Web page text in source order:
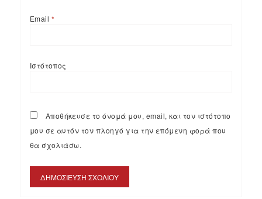
Email *
Ιστότοπος
Αποθήκευσε το όνομά μου, email, και τον ιστότοπο
μου σε αυτόν τον πλοηγό για την επόμενη φορά που
θα σχολιάσω.